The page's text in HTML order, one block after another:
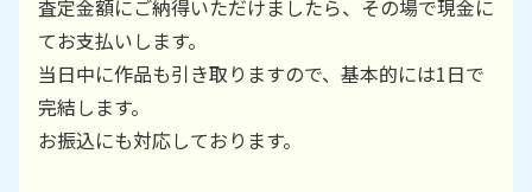
査定金額にご納得いただけましたら、その場で現金に
てお支払いします。
当日中に作品も引き取りますので、基本的には1日で
完結します。
お振込にも対応しております。